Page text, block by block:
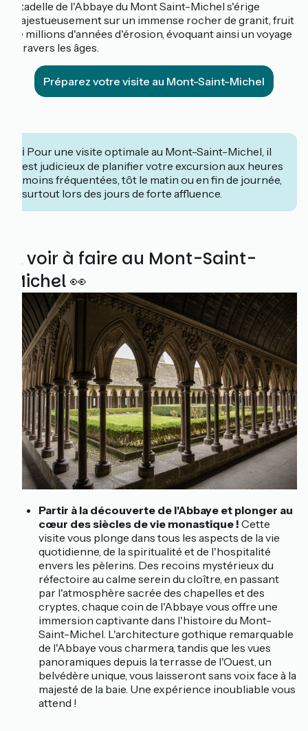
citadelle de l'Abbaye du Mont Saint-Michel s'érige
majestueusement sur un immense rocher de granit, fruit
de millions d'années d'érosion, évoquant ainsi un voyage
à travers les âges.
Préparez votre visite au Mont-Saint-Michel
ℹ️ Pour une visite optimale au Mont-Saint-Michel, il
est judicieux de planifier votre excursion aux heures
moins fréquentées, tôt le matin ou en fin de journée,
surtout lors des jours de forte affluence.
À voir à faire au Mont-Saint-
Michel 👀
Partir à la découverte de l'Abbaye et plonger au
cœur des siècles de vie monastique ! Cette
visite vous plonge dans tous les aspects de la vie
quotidienne, de la spiritualité et de l'hospitalité
envers les pèlerins. Des recoins mystérieux du
réfectoire au calme serein du cloître, en passant
par l'atmosphère sacrée des chapelles et des
cryptes, chaque coin de l'Abbaye vous offre une
immersion captivante dans l'histoire du Mont-
Saint-Michel. L'architecture gothique remarquable
de l'Abbaye vous charmera, tandis que les vues
panoramiques depuis la terrasse de l'Ouest, un
belvédère unique, vous laisseront sans voix face à la
majesté de la baie. Une expérience inoubliable vous
attend !